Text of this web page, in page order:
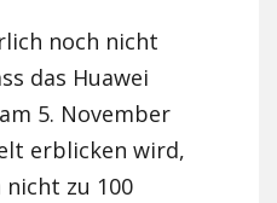
noch nicht
das Huawei
5. November
erblicken wird,
zu 100